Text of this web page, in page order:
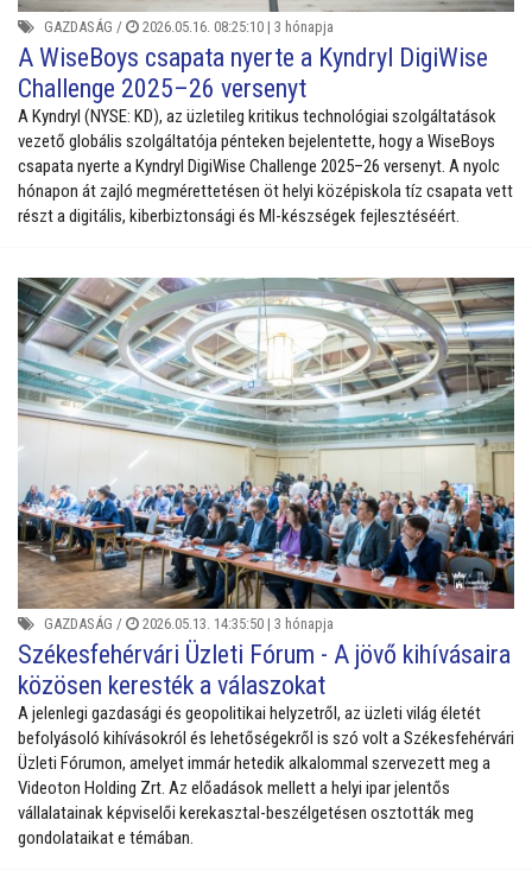
GAZDASÁG / 2026.05.16. 08:25:10 | 3 hónapja
A WiseBoys csapata nyerte a Kyndryl DigiWise
Challenge 2025–26 versenyt
A Kyndryl (NYSE: KD), az üzletileg kritikus technológiai szolgáltatások
vezető globális szolgáltatója pénteken bejelentette, hogy a WiseBoys
csapata nyerte a Kyndryl DigiWise Challenge 2025–26 versenyt. A nyolc
hónapon át zajló megmérettetésen öt helyi középiskola tíz csapata vett
részt a digitális, kiberbiztonsági és MI-készségek fejlesztéséért.
GAZDASÁG / 2026.05.13. 14:35:50 | 3 hónapja
Székesfehérvári Üzleti Fórum - A jövő kihívásaira
közösen keresték a válaszokat
A jelenlegi gazdasági és geopolitikai helyzetről, az üzleti világ életét
befolyásoló kihívásokról és lehetőségekről is szó volt a Székesfehérvári
Üzleti Fórumon, amelyet immár hetedik alkalommal szervezett meg a
Videoton Holding Zrt. Az előadások mellett a helyi ipar jelentős
vállalatainak képviselői kerekasztal-beszélgetésen osztották meg
gondolataikat e témában.